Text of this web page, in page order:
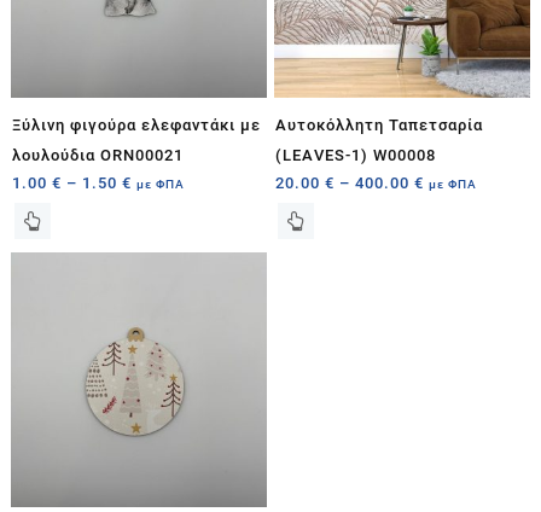
Ξύλινη φιγούρα ελεφαντάκι με
λουλούδια ORN00021
1.00 € – 1.50 € με ΦΠΑ
Αυτοκόλλητη Ταπετσαρία
(LEAVES-1) W00008
20.00€ –400.00€ με ΦΠΑ